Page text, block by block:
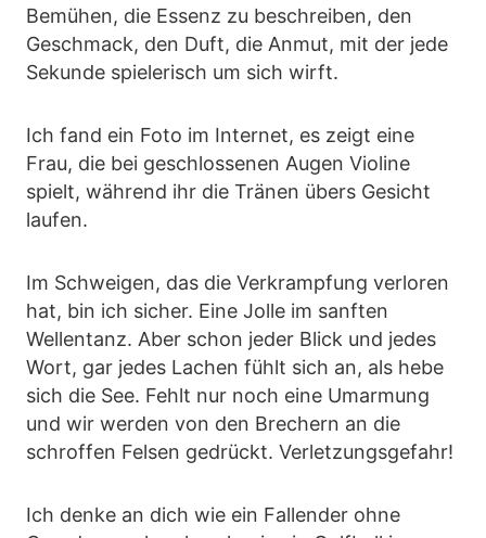
Bemühen, die Essenz zu beschreiben, den
Geschmack, den Duft, die Anmut, mit der jede
Sekunde spielerisch um sich wirft.
Ich fand ein Foto im Internet, es zeigt eine
Frau, die bei geschlossenen Augen Violine
spielt, während ihr die Tränen übers Gesicht
laufen.
Im Schweigen, das die Verkrampfung verloren
hat, bin ich sicher. Eine Jolle im sanften
Wellentanz. Aber schon jeder Blick und jedes
Wort, gar jedes Lachen fühlt sich an, als hebe
sich die See. Fehlt nur noch eine Umarmung
und wir werden von den Brechern an die
schroffen Felsen gedrückt. Verletzungsgefahr!
Ich denke an dich wie ein Fallender ohne